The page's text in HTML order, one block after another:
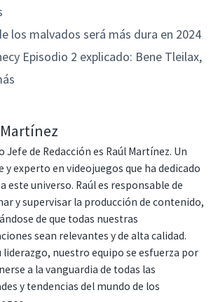
los malvados será más dura en 2024
Episodio 2 explicado: Bene Tleilax,
Jefe de Redacción es Raúl Martínez. Un
y experto en videojuegos que ha dedicado
este universo. Raúl es responsable de
y supervisar la producción de contenido,
de que todas nuestras
sean relevantes y de alta calidad.
liderazgo, nuestro equipo se esfuerza por
a la vanguardia de todas las
y tendencias del mundo de los